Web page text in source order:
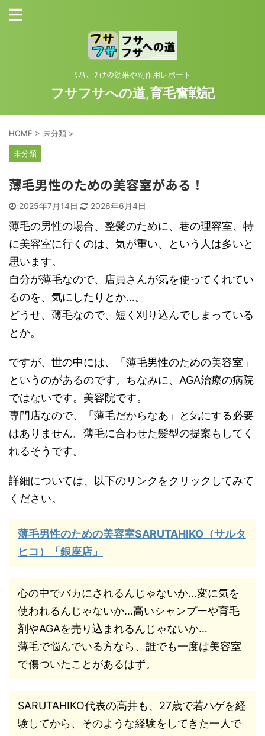
ﾐﾉｷ、ﾌｨﾅの効果や副作用レポート
フサフサへの道,育毛奮戦記
HOME > 未分類 >
未分類
薄毛男性のための美容室がある！
2025年7月14日 2026年6月4日
薄毛の男性の場合、整髪のために、巷の理容室、特
に美容室に行くのは、気が重い、という人は多いと
思います。
自分が薄毛なので、店員さんが気を使ってくれてい
るのを、気にしたりとか…。
どうせ、薄毛なので、短く刈り込んでしまっている
とか。
ですが、世の中には、「薄毛男性のための美容室」
というのがあるのです。ちなみに、AGA治療の病院
ではないです。美容院です。
専門店なので、「薄毛だからなあ」と気にする必要
はありません。薄毛に合わせた髪型の提案もしてく
れるそうです。
詳細については、以下のリンクをクリックしてみて
ください。
薄毛男性のための美容室SARUTAHIKO（サルタ
ヒコ）「銀座店」
心の中でバカにされるんじゃないか…変に気を
使われるんじゃないか…高いシャンプーや育毛
剤やAGAを売り込まれるんじゃないか…
薄毛で悩んでいる方なら、誰でも一度は美容室
で傷ついたことがあるはず。
SARUTAHIKO代表の高井も、27歳で若ハゲを経
験してから、そのような経験をしてきた一人で